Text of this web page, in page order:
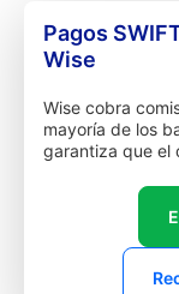
Pagos
Wise
Wise cobra
mayoría de los
garantiza que el